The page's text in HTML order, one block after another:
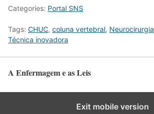
Categories: Portal SNS
Tags: CHUC, coluna vertebral, Neurocirurgia
Técnica inovadora
A Enfermagem e as Leis
Exit mobile version